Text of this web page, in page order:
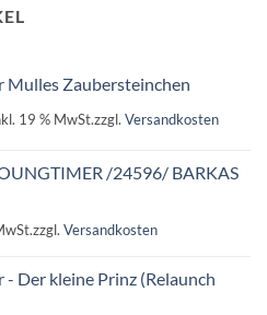
Zaubersteinchen
19 % MwSt.zzgl. Versandkosten
/24596/ BARKAS
zzgl. Versandkosten
Der kleine Prinz (Relaunch